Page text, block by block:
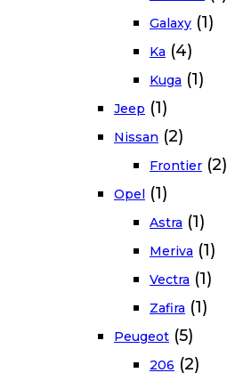
Galaxy (1)
Ka (4)
Kuga (1)
Jeep (1)
Nissan (2)
Frontier (2)
Opel (1)
Astra (1)
Meriva (1)
Vectra (1)
Zafira (1)
Peugeot (5)
206 (2)